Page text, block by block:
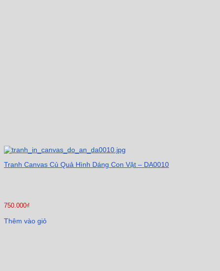
Tranh Canvas Củ Quả Hình Dáng Con Vật – DA0010
750.000₫
Thêm vào giỏ